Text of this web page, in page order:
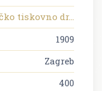
tiskovno dr...
1909
Zagreb
400